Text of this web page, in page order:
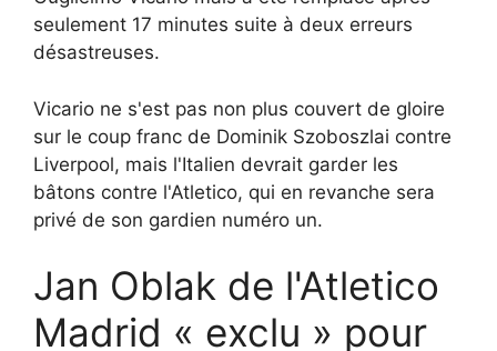
seulement 17 minutes suite à deux erreurs
désastreuses.
Vicario ne s'est pas non plus couvert de gloire
sur le coup franc de Dominik Szoboszlai contre
Liverpool, mais l'Italien devrait garder les
bâtons contre l'Atletico, qui en revanche sera
privé de son gardien numéro un.
Jan Oblak de l'Atletico
Madrid « exclu » pour